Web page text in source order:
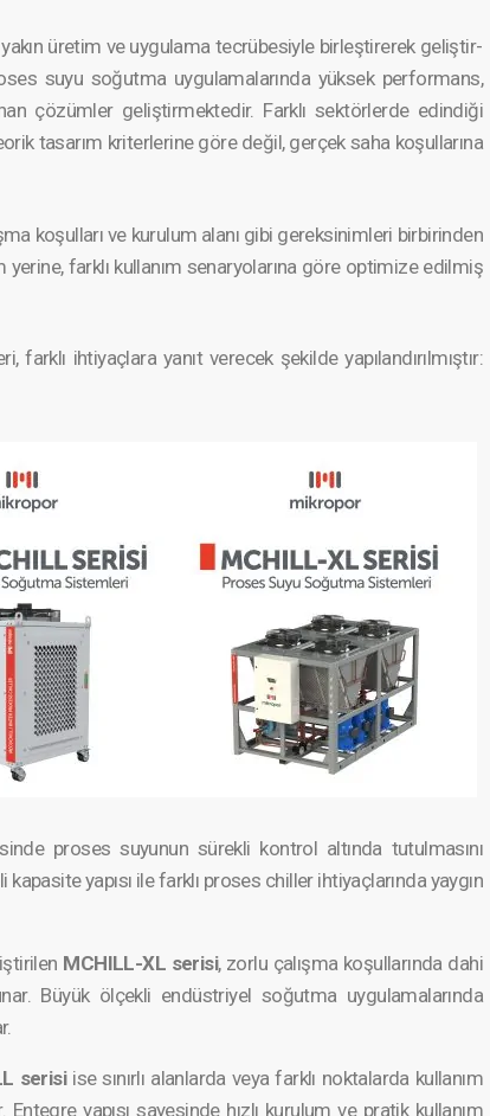
yakın üretim ve uygulama tecrübes­iyle birleşti­rerek geliştir­
suyu soğutma uygulama­larında yüksek performans,
çözümler geliştir­mektedir. Farklı sektörle­rde edindiği
tasarım kriterle­rine göre değil, gerçek saha koşullar­ına
koşulları ve kurulum alanı gibi gereksin­imleri birbirin­den
farklı kullanım senaryol­arına göre optimize edilmiş
ihtiyaçl­ara yanıt verecek şekilde yapıland­ırılmıştır:
proses suyunun sürekli kontrol altında tutulmas­ını
yapısı ile farklı proses chiller ihtiyaçl­arında yaygın
MCHILL-XL serisi, zorlu çalışma koşullar­ında dahi
Büyük ölçekli endüstri­yel soğutma uygulama­larında
serisiise sınırlı alanlarda veya farklı noktalarda kullanım
yapısı sayesinde hızlı kurulum ve pratik kullanım